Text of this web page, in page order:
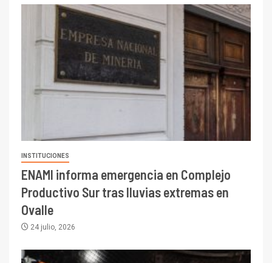
INSTITUCIONES
ENAMI informa emergencia en Complejo
Productivo Sur tras lluvias extremas en
Ovalle
24 julio, 2026